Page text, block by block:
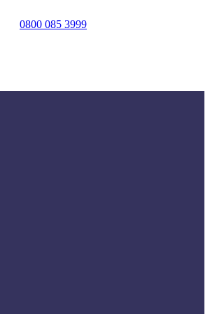
0800 085 3999